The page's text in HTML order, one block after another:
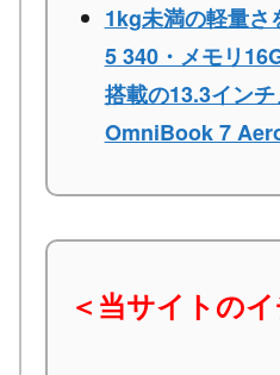
1kg未満の軽量
5 340・メモリ
搭載の13.3イン
OmniBook 7
＜当サイトの